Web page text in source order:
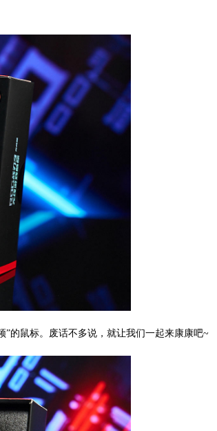
”的鼠标。废话不多说，就让我们一起来康康吧~